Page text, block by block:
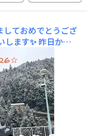
ておめでとうござ
します✨ 昨日から
行きましたが、今
ではどこに行こう
ースポッ